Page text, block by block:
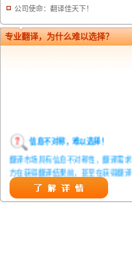
公司使命：翻译佳天下！
专业翻译，为什么难以选择？
信息不对称，难以选择！
翻译市场具有信息不对称性，翻译需求
方在获得翻译结果前，甚至在获得翻译
结果后，都无法准确判定翻译质量。从
而给劣质翻译者提供了一定生存条件，